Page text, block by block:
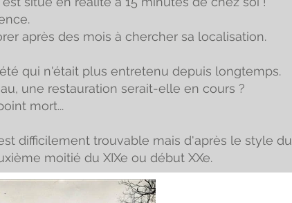
après des mois à chercher sa localisation.
qui n'était plus entretenu depuis longtemps.
une restauration serait-elle en cours ?
mort...
difficilement trouvable mais d'après le style du
moitié du XIXe ou début XXe.